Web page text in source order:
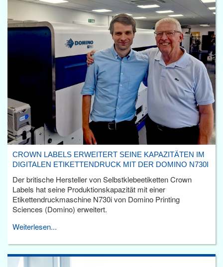
CROWN LABELS ERWEITERT SEINE KAPAZITÄTEN IM
DIGITALEN ETIKETTENDRUCK MIT DER DOMINO N730I
Der britische Hersteller von Selbstklebeetiketten Crown
Labels hat seine Produktionskapazität mit einer
Etikettendruckmaschine N730i von Domino Printing
Sciences (Domino) erweitert.
Weiterlesen...